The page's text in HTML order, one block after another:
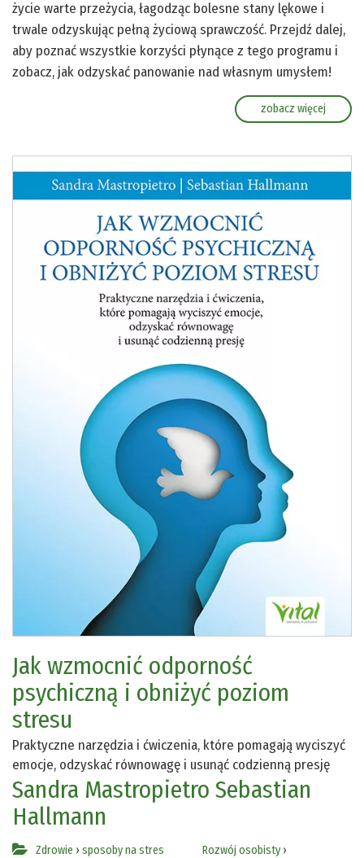
życie warte przeżycia, łagodząc bolesne stany lękowe i
trwale odzyskując pełną życiową sprawczość. Przejdź dalej,
aby poznać wszystkie korzyści płynące z tego programu i
zobacz, jak odzyskać panowanie nad własnym umysłem!
zobacz więcej
Jak wzmocnić odporność
psychiczną i obniżyć poziom
stresu
Praktyczne narzędzia i ćwiczenia, które pomagają wyciszyć
emocje, odzyskać równowagę i usunąć codzienną presję
Sandra Mastropietro Sebastian
Hallmann
Zdrowie › sposoby na stres
Rozwój osobisty›